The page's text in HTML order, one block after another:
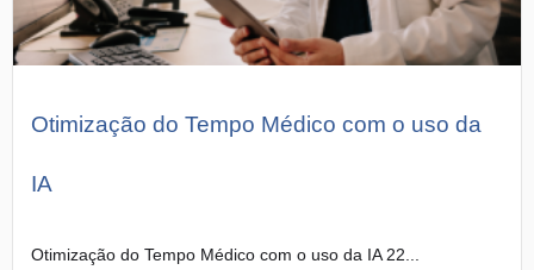
Otimização do Tempo Médico com o uso da
IA
Otimização do Tempo Médico com o uso da IA 22...